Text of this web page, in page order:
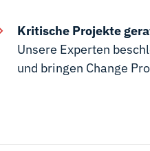
Kritische Projekte
Unsere Experten
und bringen Change